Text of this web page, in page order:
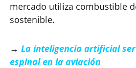
mercado utiliza combustible
sostenible.
→ La inteligencia artificial
espinal en la aviación